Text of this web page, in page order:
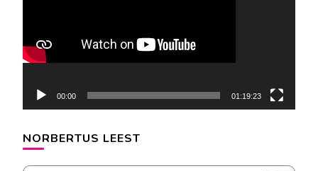
00:00 01:19:23
NORBERTUS LEEST